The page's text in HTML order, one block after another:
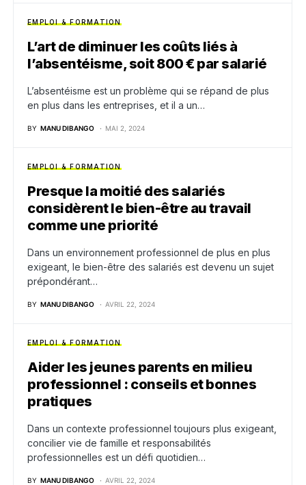
EMPLOI & FORMATION
L’art de diminuer les coûts liés à
l’absentéisme, soit 800 € par salarié
L’absentéisme est un problème qui se répand de plus
en plus dans les entreprises, et il a un…
BY MANU DIBANGO MAI 2, 2024
EMPLOI & FORMATION
Presque la moitié des salariés
considèrent le bien-être au travail
comme une priorité
Dans un environnement professionnel de plus en plus
exigeant, le bien-être des salariés est devenu un sujet
prépondérant…
BY MANU DIBANGO AVRIL 22, 2024
EMPLOI & FORMATION
Aider les jeunes parents en milieu
professionnel : conseils et bonnes
pratiques
Dans un contexte professionnel toujours plus exigeant,
concilier vie de famille et responsabilités
professionnelles est un défi quotidien…
BY MANU DIBANGO AVRIL 22, 2024